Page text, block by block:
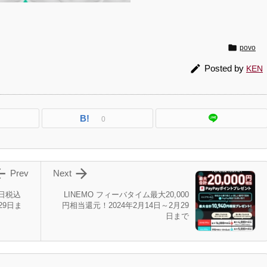
 povo
 Posted by KEN
B! 0
LINEMO フィーバタイム最大20,000
円相当還元！2024年2月14日～2月29
日まで

Next
税込
日ま
Prev